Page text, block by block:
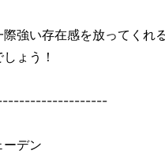
強い存在感を放ってくれ
ょう！
デン